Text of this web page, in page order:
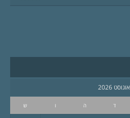
אוגוסט 2026
ד ה ו ש